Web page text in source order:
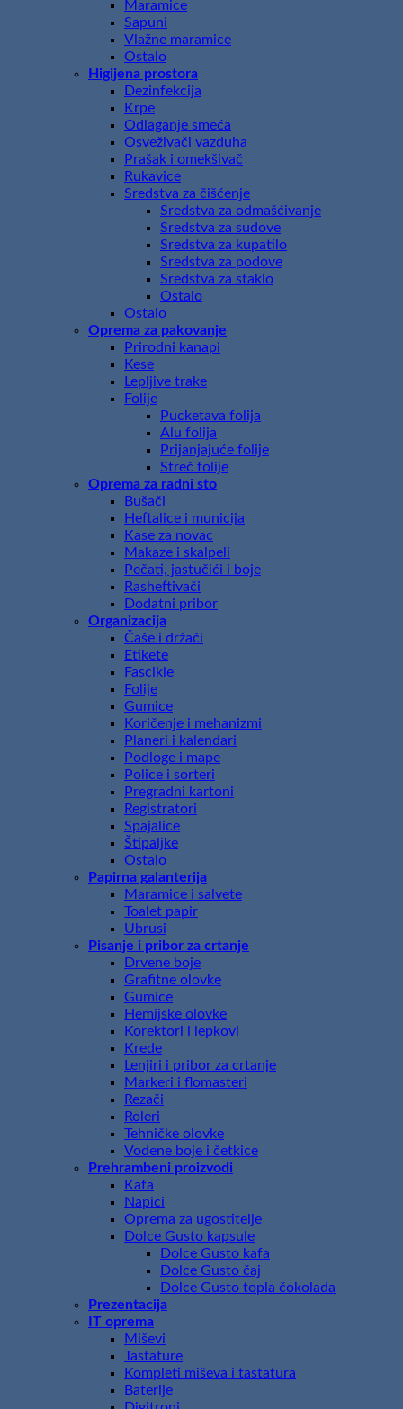
Maramice
Sapuni
Vlažne maramice
Ostalo
Higijena prostora
Dezinfekcija
Krpe
Odlaganje smeća
Osveživači vazduha
Prašak i omekšivač
Rukavice
Sredstva za čišćenje
Sredstva za odmašćivanje
Sredstva za sudove
Sredstva za kupatilo
Sredstva za podove
Sredstva za staklo
Ostalo
Ostalo
Oprema za pakovanje
Prirodni kanapi
Kese
Lepljive trake
Folije
Pucketava folija
Alu folija
Prijanjajuće folije
Streč folije
Oprema za radni sto
Bušači
Heftalice i municija
Kase za novac
Makaze i skalpeli
Pečati, jastučići i boje
Rasheftivači
Dodatni pribor
Organizacija
Čaše i držači
Etikete
Fascikle
Folije
Gumice
Koričenje i mehanizmi
Planeri i kalendari
Podloge i mape
Police i sorteri
Pregradni kartoni
Registratori
Spajalice
Štipaljke
Ostalo
Papirna galanterija
Maramice i salvete
Toalet papir
Ubrusi
Pisanje i pribor za crtanje
Drvene boje
Grafitne olovke
Gumice
Hemijske olovke
Korektori i lepkovi
Krede
Lenjiri i pribor za crtanje
Markeri i flomasteri
Rezači
Roleri
Tehničke olovke
Vodene boje i četkice
Prehrambeni proizvodi
Kafa
Napici
Oprema za ugostitelje
Dolce Gusto kapsule
Dolce Gusto kafa
Dolce Gusto čaj
Dolce Gusto topla čokolada
Prezentacija
IT oprema
Miševi
Tastature
Kompleti miševa i tastatura
Baterije